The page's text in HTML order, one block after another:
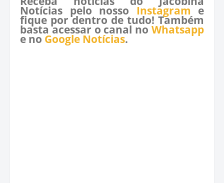
Notícias pelo nosso Instagram e
fique por dentro de tudo! Também
basta acessar o canal no Whatsapp
e no Google Notícias.